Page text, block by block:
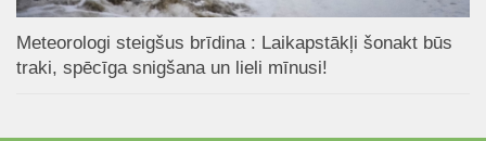
Meteorologi steigšus brīdina : Laikapstākļi šonakt būs
traki, spēcīga snigšana un lieli mīnusi!